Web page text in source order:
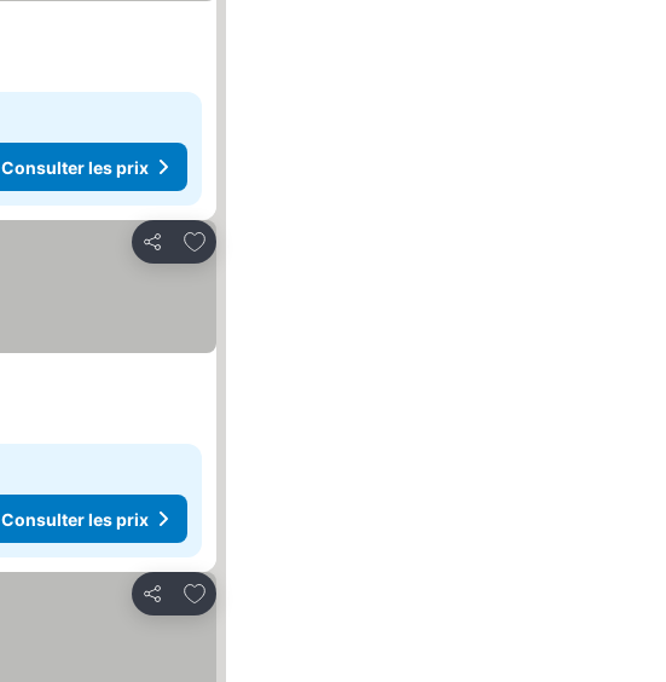
Consulter les prix
Partager
Ajouter à mes favoris
Consulter les prix
Partager
Ajouter à mes favoris